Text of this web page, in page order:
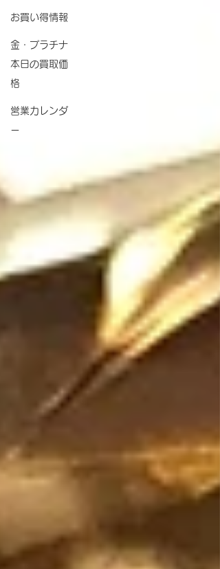
お買い得情報
金・プラチナ
本日の買取価
格
営業カレンダ
ー